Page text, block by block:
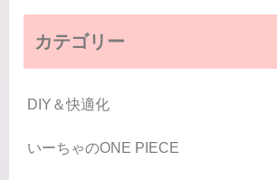
カテゴリー
DIY＆快適化
いーちゃのONE PIECE